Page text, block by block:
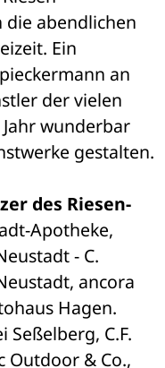
abendlichen
Ein
an
der vielen
wunderbar
des Riesen-
Apotheke,
- C.
ancora
Hagen.
Seßelberg, C.F.
Outdoor & Co.,